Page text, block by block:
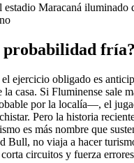
estadio Maracaná iluminado
probabilidad fría?
ejercicio obligado es
la casa. Si Fluminense sale
por la localía—, el
Pero la historia
es más nombre que
Bull, no viaja a hacer
circuitos y fuerza